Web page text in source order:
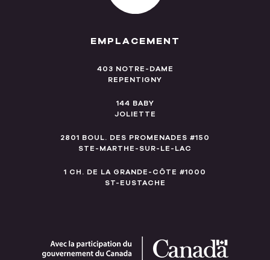
EMPLACEMENT
403 NOTRE-DAME
REPENTIGNY
144 BABY
JOLIETTE
2801 BOUL. DES PROMENADES #150
STE-MARTHE-SUR-LE-LAC
1 CH. DE LA GRANDE-CÔTE #1000
ST-EUSTACHE